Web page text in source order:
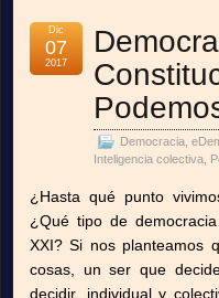
Democracia
Inteligencia colectiva
Dic
07
2017
¿Hasta qué punto
¿Qué tipo de
XXI? Si nos planteamos
cosas, un ser que
decidir, individual y